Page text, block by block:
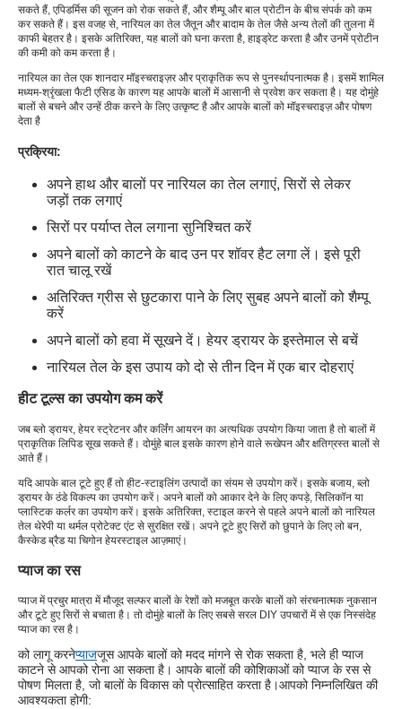
सकते हैं, एपिडर्मिस की सूजन को रोक सकते हैं, और शैम्पू और बाल प्रोटीन के बीच संपर्क को कम
कर सकते हैं। इस वजह से, नारियल का तेल जैतून और बादाम के तेल जैसे अन्य तेलों की तुलना में
काफी बेहतर है। इसके अतिरिक्त, यह बालों को घना करता है, हाइड्रेट करता है और उनमें प्रोटीन
की कमी को कम करता है।
नारियल का तेल एक शानदार मॉइस्चराइज़र और प्राकृतिक रूप से पुनर्स्थापनात्मक है। इसमें शामिल
मध्यम-श्रृंखला फैटी एसिड के कारण यह आपके बालों में आसानी से प्रवेश कर सकता है। यह दोमुंहे
बालों से बचने और उन्हें ठीक करने के लिए उत्कृष्ट है और आपके बालों को मॉइस्चराइज़ और पोषण
देता है
प्रक्रिया:
अपने हाथ और बालों पर नारियल का तेल लगाएं, सिरों से लेकर
जड़ों तक लगाएं
सिरों पर पर्याप्त तेल लगाना सुनिश्चित करें
अपने बालों को काटने के बाद उन पर शॉवर हैट लगा लें। इसे पूरी
रात चालू रखें
अतिरिक्त ग्रीस से छुटकारा पाने के लिए सुबह अपने बालों को शैम्पू
करें
अपने बालों को हवा में सूखने दें। हेयर ड्रायर के इस्तेमाल से बचें
नारियल तेल के इस उपाय को दो से तीन दिन में एक बार दोहराएं
हीट टूल्स का उपयोग कम करें
जब ब्लो ड्रायर, हेयर स्ट्रेटनर और कर्लिंग आयरन का अत्यधिक उपयोग किया जाता है तो बालों में
प्राकृतिक लिपिड सूख सकते हैं। दोमुंहे बाल इसके कारण होने वाले रूखेपन और क्षतिग्रस्त बालों से
आते हैं।
यदि आपके बाल टूटे हुए हैं तो हीट-स्टाइलिंग उत्पादों का संयम से उपयोग करें। इसके बजाय, ब्लो
ड्रायर के ठंडे विकल्प का उपयोग करें। अपने बालों को आकार देने के लिए कपड़े, सिलिकॉन या
प्लास्टिक कर्लर का उपयोग करें। इसके अतिरिक्त, स्टाइल करने से पहले अपने बालों को नारियल
तेल थेरेपी या थर्मल प्रोटेक्ट एंट से सुरक्षित रखें। अपने टूटे हुए सिरों को छुपाने के लिए लो बन,
कैस्केड ब्रैड या चिगोन हेयरस्टाइल आज़माएं।
प्याज का रस
प्याज में प्रचुर मात्रा में मौजूद सल्फर बालों के रेशों को मजबूत करके बालों को संरचनात्मक नुकसान
और टूटे हुए सिरों से बचाता है। तो दोमुंहे बालों के लिए सबसे सरल DIY उपचारों में से एक निस्संदेह
प्याज का रस है।
को लागू करनेप्याजजूस आपके बालों को मदद मांगने से रोक सकता है, भले ही प्याज
काटने से आपको रोना आ सकता है। आपके बालों की कोशिकाओं को प्याज के रस से
पोषण मिलता है, जो बालों के विकास को प्रोत्साहित करता है।आपको निम्नलिखित की
आवश्यकता होगी: